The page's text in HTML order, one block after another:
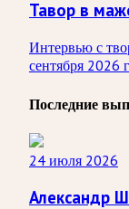
Тавор в
Интервью с
сентября 2026
Последние
24 июля 2026
Александр